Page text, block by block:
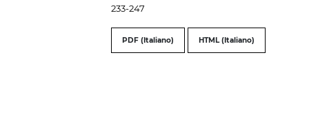
233-247
PDF (Italiano) HTML (Italiano)